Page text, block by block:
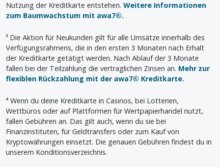
Nutzung der Kreditkarte entstehen. Weitere Informationen
zum Baumwachstum mit awa7®.
³ Die Aktion für Neukunden gilt für alle Umsätze innerhalb des
Verfügungsrahmens, die in den ersten 3 Monaten nach Erhalt
der Kreditkarte getätigt werden. Nach Ablauf der 3 Monate
fallen bei der Teilzahlung die vertraglichen Zinsen an. Mehr zur
flexiblen Rückzahlung mit der awa7® Kreditkarte.
⁴ Wenn du deine Kreditkarte in Casinos, bei Lotterien,
Wettbüros oder auf Plattformen für Wertpapierhandel nutzt,
fallen Gebühren an. Das gilt auch, wenn du sie bei
Finanzinstituten, für Geldtransfers oder zum Kauf von
Kryptowährungen einsetzt. Die genauen Gebühren findest du in
unserem Konditionsverzeichnis.